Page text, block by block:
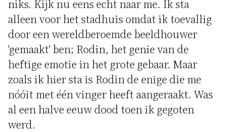
niks. Kijk nu eens echt naar me. Ik sta
alleen voor het stadhuis omdat ik toevallig
door een wereldberoemde beeldhouwer
'gemaakt' ben; Rodin, het genie van de
heftige emotie in het grote gebaar. Maar
zoals ik hier sta is Rodin de enige die me
nóóit met één vinger heeft aangeraakt. Was
al een halve eeuw dood toen ik gegoten
werd.